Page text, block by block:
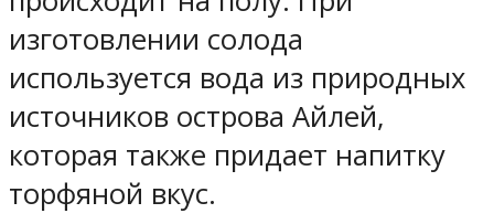
изготовлении солода
используется вода из природных
источников острова Айлей,
которая также придает напитку
торфяной вкус.